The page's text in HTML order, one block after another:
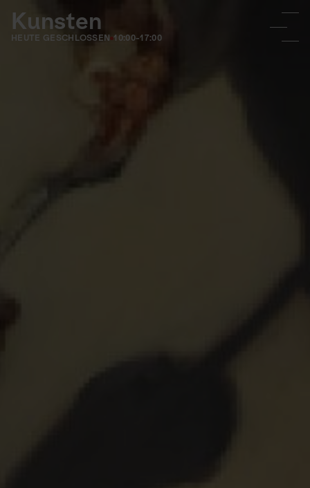
Kunsten
HEUTE GESCHLOSSEN 10:00-17:00